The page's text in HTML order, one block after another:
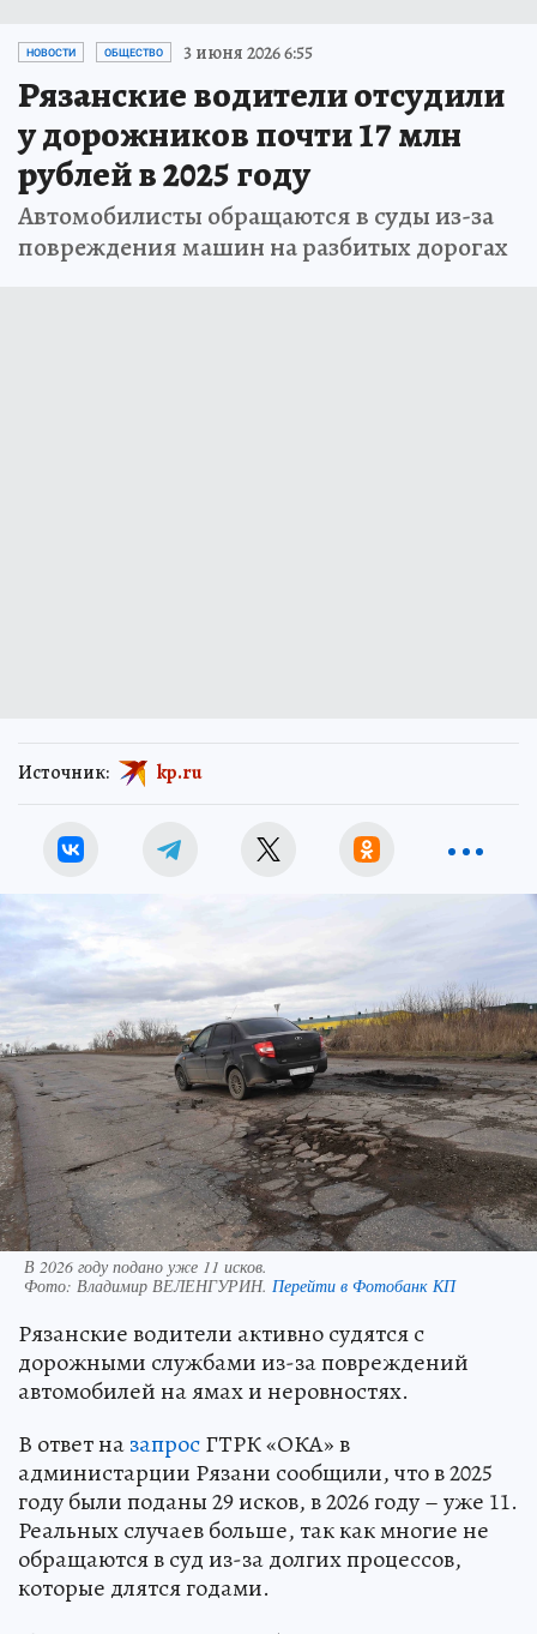
НОВОСТИ ОБЩЕСТВО 3 июня 2026 6:55
Рязанские водители отсудили
у дорожников почти 17 млн
рублей в 2025 году
Автомобилисты обращаются в суды из-за
повреждения машин на разбитых дорогах
Источник: kp.ru
В 2026 году подано уже 11 исков.
Фото: Владимир ВЕЛЕНГУРИН. Перейти в Фотобанк КП
Рязанские водители активно судятся с
дорожными службами из-за повреждений
автомобилей на ямах и неровностях.
В ответ назапросГТРК «ОКА» в
администарции Рязани сообщили, что в 2025
году были поданы 29 исков, в 2026 году – уже 11.
Реальных случаев больше, так как многие не
обращаются в суд из-за долгих процессов,
которые длятся годами.